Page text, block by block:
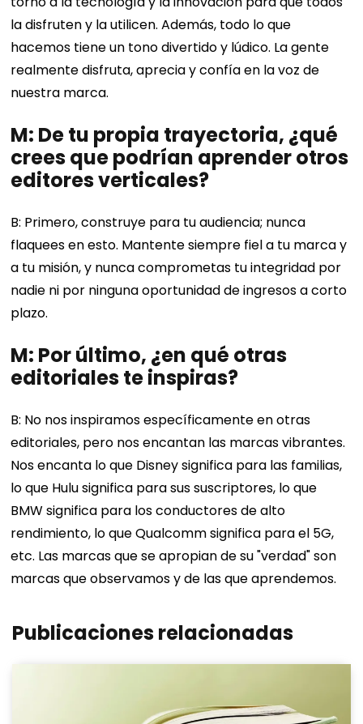
la disfruten y la utilicen. Además, todo lo que
hacemos tiene un tono divertido y lúdico. La gente
realmente disfruta, aprecia y confía en la voz de
nuestra marca.
M: De tu propia trayectoria, ¿qué
crees que podrían aprender otros
editores verticales?
B: Primero, construye para tu audiencia; nunca
flaquees en esto. Mantente siempre fiel a tu marca y
a tu misión, y nunca comprometas tu integridad por
nadie ni por ninguna oportunidad de ingresos a corto
plazo.
M: Por último, ¿en qué otras
editoriales te inspiras?
B: No nos inspiramos específicamente en otras
editoriales, pero nos encantan las marcas vibrantes.
Nos encanta lo que Disney significa para las familias,
lo que Hulu significa para sus suscriptores, lo que
BMW significa para los conductores de alto
rendimiento, lo que Qualcomm significa para el 5G,
etc. Las marcas que se apropian de su "verdad" son
marcas que observamos y de las que aprendemos.
Publicaciones relacionadas